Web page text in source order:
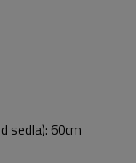
sedla): 60cm